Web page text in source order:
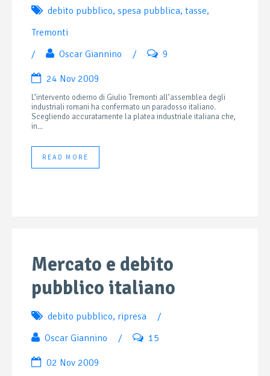
debito pubblico, spesa pubblica, tasse,
Tremonti
/
Oscar Giannino / 9
24 Nov 2009
L’intervento odierno di Giulio Tremonti all’assemblea degli
industriali romani ha confermato un paradosso italiano.
Scegliendo accuratamente la platea industriale italiana che,
in...
READ MORE
Mercato e debito
pubblico italiano
debito pubblico, ripresa
/
Oscar Giannino
/ 15
02 Nov 2009